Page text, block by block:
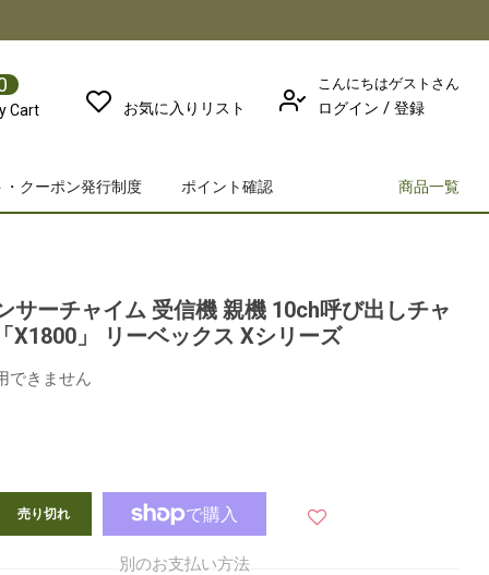
こんにちはゲストさん
ログイン / 登録
お気に入りリスト
Cart
・クーポン発行制度 ポイント確認 商品一覧
サーチャイム 受信機 親機 10ch呼び出しチャ
X1800」 リーベックス Xシリーズ
できません
売り切れ
別のお支払い方法